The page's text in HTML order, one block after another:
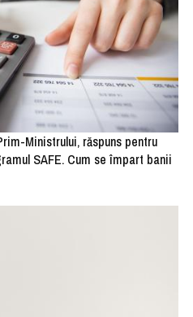
Ministrului, răspuns pentru
SAFE. Cum se împart banii